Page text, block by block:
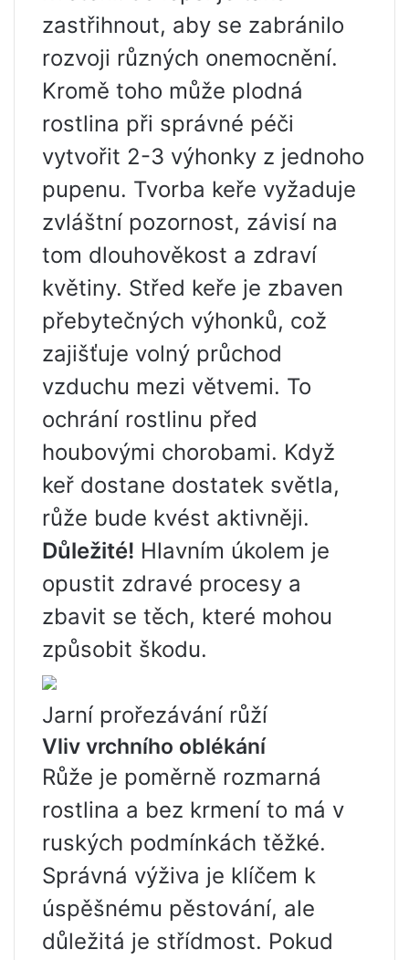
zastřihnout, aby se zabránilo
rozvoji různých onemocnění.
Kromě toho může plodná
rostlina při správné péči
vytvořit 2-3 výhonky z jednoho
pupenu. Tvorba keře vyžaduje
zvláštní pozornost, závisí na
tom dlouhověkost a zdraví
květiny. Střed keře je zbaven
přebytečných výhonků, což
zajišťuje volný průchod
vzduchu mezi větvemi. To
ochrání rostlinu před
houbovými chorobami. Když
keř dostane dostatek světla,
růže bude kvést aktivněji.
Důležité! Hlavním úkolem je
opustit zdravé procesy a
zbavit se těch, které mohou
způsobit škodu.
Jarní prořezávání růží
Vliv vrchního oblékání
Růže je poměrně rozmarná
rostlina a bez krmení to má v
ruských podmínkách těžké.
Správná výživa je klíčem k
úspěšnému pěstování, ale
důležitá je střídmost. Pokud